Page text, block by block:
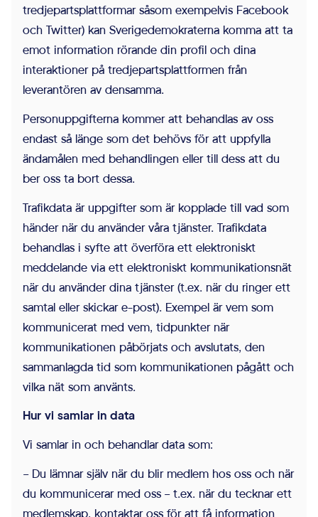
tredjepartsplattformar såsom exempelvis Facebook
och Twitter) kan Sverigedemokraterna komma att ta
emot information rörande din profil och dina
interaktioner på tredjepartsplattformen från
leverantören av densamma.
Personuppgifterna kommer att behandlas av oss
endast så länge som det behövs för att uppfylla
ändamålen med behandlingen eller till dess att du
ber oss ta bort dessa.
Trafikdata är uppgifter som är kopplade till vad som
händer när du använder våra tjänster. Trafikdata
behandlas i syfte att överföra ett elektroniskt
meddelande via ett elektroniskt kommunikationsnät
när du använder dina tjänster (t.ex. när du ringer ett
samtal eller skickar e-post). Exempel är vem som
kommunicerat med vem, tidpunkter när
kommunikationen påbörjats och avslutats, den
sammanlagda tid som kommunikationen pågått och
vilka nät som använts.
Hur vi samlar in data
Vi samlar in och behandlar data som:
– Du lämnar själv när du blir medlem hos oss och när
du kommunicerar med oss – t.ex. när du tecknar ett
medlemskap, kontaktar oss för att få information
Inställningar
som är relevanta och
engagerande för
enskilda användare,
och därmed mer
värdefull för utgivare
och
tredjepartsannonsörer.